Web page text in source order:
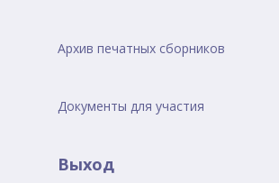
Архив печатных сборников
Документы для участия
Выход